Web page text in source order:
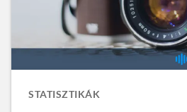
STATISZTIKÁK